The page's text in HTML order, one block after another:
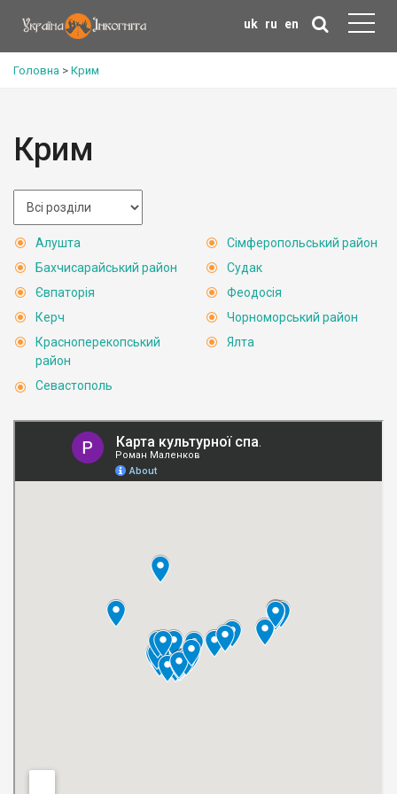
uk ru en
Головна > Крим
Крим
Алушта
Бахчисарайський район
Євпаторія
Керч
Красноперекопський
район
Севастополь
Сімферопольський район
Судак
Феодосія
Чорноморський район
Ялта